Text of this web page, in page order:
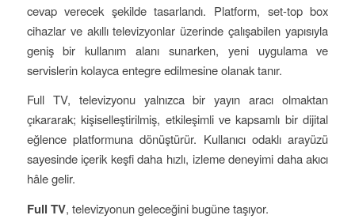
cevap verecek şekilde tasarlandı. Platform, set-top box
cihazlar ve akıllı televizyonlar üzerinde çalışabilen yapısıyla
geniş bir kullanım alanı sunarken, yeni uygulama ve
servislerin kolayca entegre edilmesine olanak tanır.
Full TV, televizyonu yalnızca bir yayın aracı olmaktan
çıkararak; kişiselleştirilmiş, etkileşimli ve kapsamlı bir dijital
eğlence platformuna dönüştürür. Kullanıcı odaklı arayüzü
sayesinde içerik keşfi daha hızlı, izleme deneyimi daha akıcı
hâle gelir.
Full TV, televizyonun geleceğini bugüne taşıyor.